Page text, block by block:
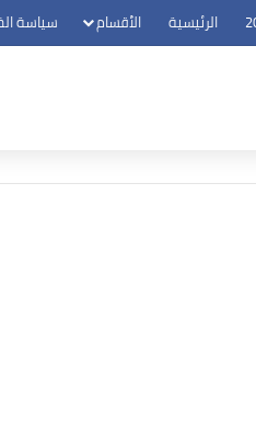
الرئيسية الأقسام سياسة